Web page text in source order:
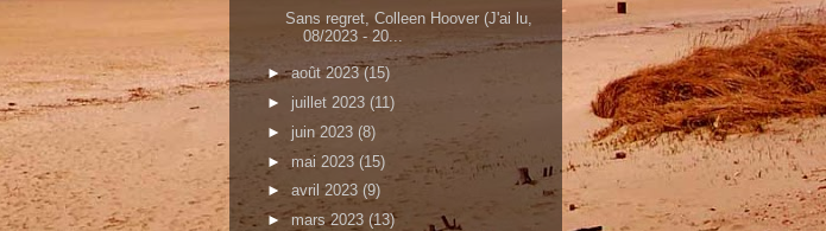
Sans regret, Colleen Hoover (J'ai lu,
08/2023 - 20...
►août 2023(15)
► juillet 2023 (11)
► juin 2023 (8)
► mai 2023 (15)
► avril 2023 (9)
► mars 2023 (13)